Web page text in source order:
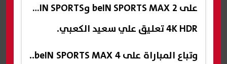
على beIN SPORTS MAX 2 وbeIN SPORTS
4K HDR تعليق علي سعيد الكعبي.
وتباع المباراة على beIN SPORTS MAX 4..